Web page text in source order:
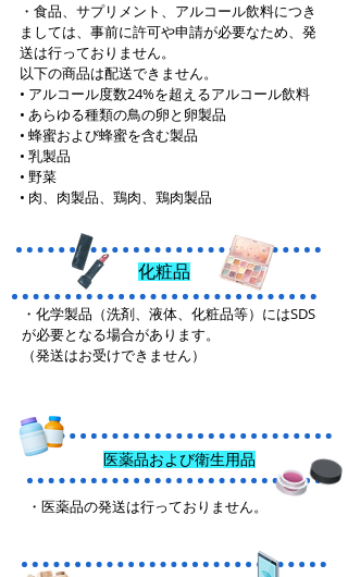
・ 食品、サプリメント、アルコール飲料につき
ましては、事前に許可や申請が必要なため、発
送は行っておりません。
以下の商品は配送できません。
• アルコール度数24%を超えるアルコール飲料
• あらゆる種類の鳥の卵と卵製品
• 蜂蜜および蜂蜜を含む製品
• 乳製品
• 野菜
• 肉、肉製品、鶏肉、鶏肉製品
化粧品
・化学製品（洗剤、液体、化粧品等）にはSDS
が必要となる場合があります。
（発送はお受けできません）
医薬品および衛生用品
・医薬品の発送は行っておりません。